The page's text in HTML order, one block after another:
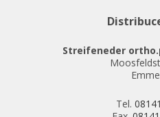
Streifeneder
Tel.